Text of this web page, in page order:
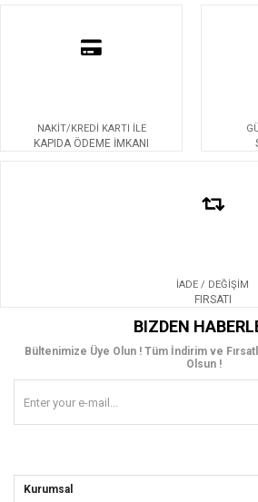
NAKİT/KREDİ KARTI İLE
KAPIDA ÖDEME İMKANI
İADE / DEĞİŞİM
FIRSATI
BIZDEN
Bültenimize Üye Olun ! Tüm İndirim ve
Olsun !
Kurumsal